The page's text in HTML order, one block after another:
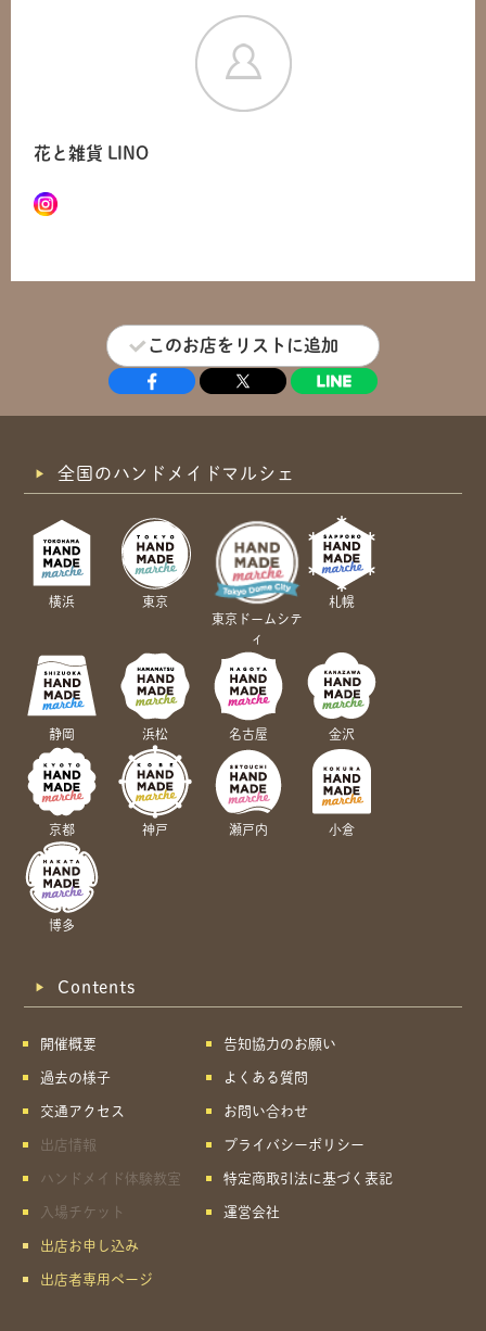
花と雑貨 LINO
このお店をリストに追加
全国のハンドメイドマルシェ
横浜
東京
東京ドームシテ
ィ
札幌
静岡 浜松 名古屋 金沢
京都 神戸 瀬戸内 小倉
博多
Contents
開催概要
過去の様子
交通アクセス
出店情報
ハンドメイド体験教室
入場チケット
出店お申し込み
出店者専用ページ
告知協力のお願い
よくある質問
お問い合わせ
プライバシーポリシー
特定商取引法に基づく表記
運営会社